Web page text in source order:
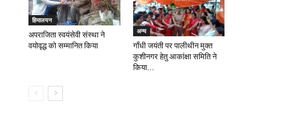
हिमालयन
अपराजिता स्वयंसेवी संस्था ने
वयोवृद्ध को सम्मानित किया
अन्य
गाँधी जयंती पर पालीथीन मुक्त
कुशीनगर हेतु आकांक्षा समिति ने
किया...